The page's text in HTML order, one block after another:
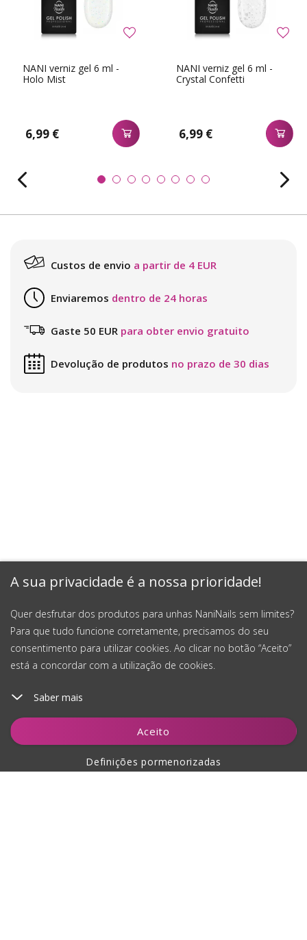
A sua privacidade é a nossa prioridade!
Quer desfrutar dos produtos para unhas NaniNails sem limites?
Para que tudo funcione corretamente, precisamos do seu
consentimento para utilizar cookies. Ao clicar no botão “Aceito”
está a concordar com a utilização de cookies.
Saber mais
Aceito
Definições pormenorizadas
Adicionar ao carrinho
NANI verniz gel 6 ml -
Holo Mist
6,99 €
NANI verniz gel 6 ml -
Crystal Confetti
6,99 €
Custos de envio a partir de 4 EUR
Enviaremos dentro de 24 horas
Gaste 50 EUR para obter envio gratuito
Devolução de produtos no prazo de 30 dias